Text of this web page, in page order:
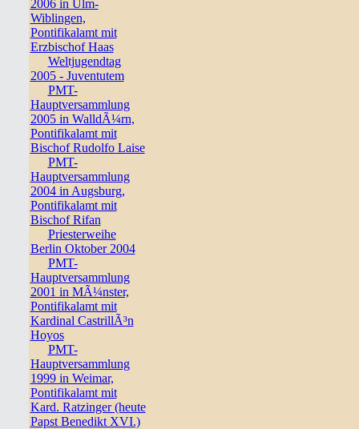
2006 in Ulm-
Wiblingen,
Pontifikalamt mit
Erzbischof Haas
Weltjugendtag
2005 - Juventutem
PMT-
Hauptversammlung
2005 in WalldÃ¼rn,
Pontifikalamt mit
Bischof Rudolfo Laise
PMT-
Hauptversammlung
2004 in Augsburg,
Pontifikalamt mit
Bischof Rifan
Priesterweihe
Berlin Oktober 2004
PMT-
Hauptversammlung
2001 in MÃ¼nster,
Pontifikalamt mit
Kardinal CastrillÃ³n
Hoyos
PMT-
Hauptversammlung
1999 in Weimar,
Pontifikalamt mit
Kard. Ratzinger (heute
Papst Benedikt XVI.)